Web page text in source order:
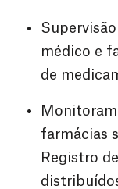
médico e
de
farmácias
Registro